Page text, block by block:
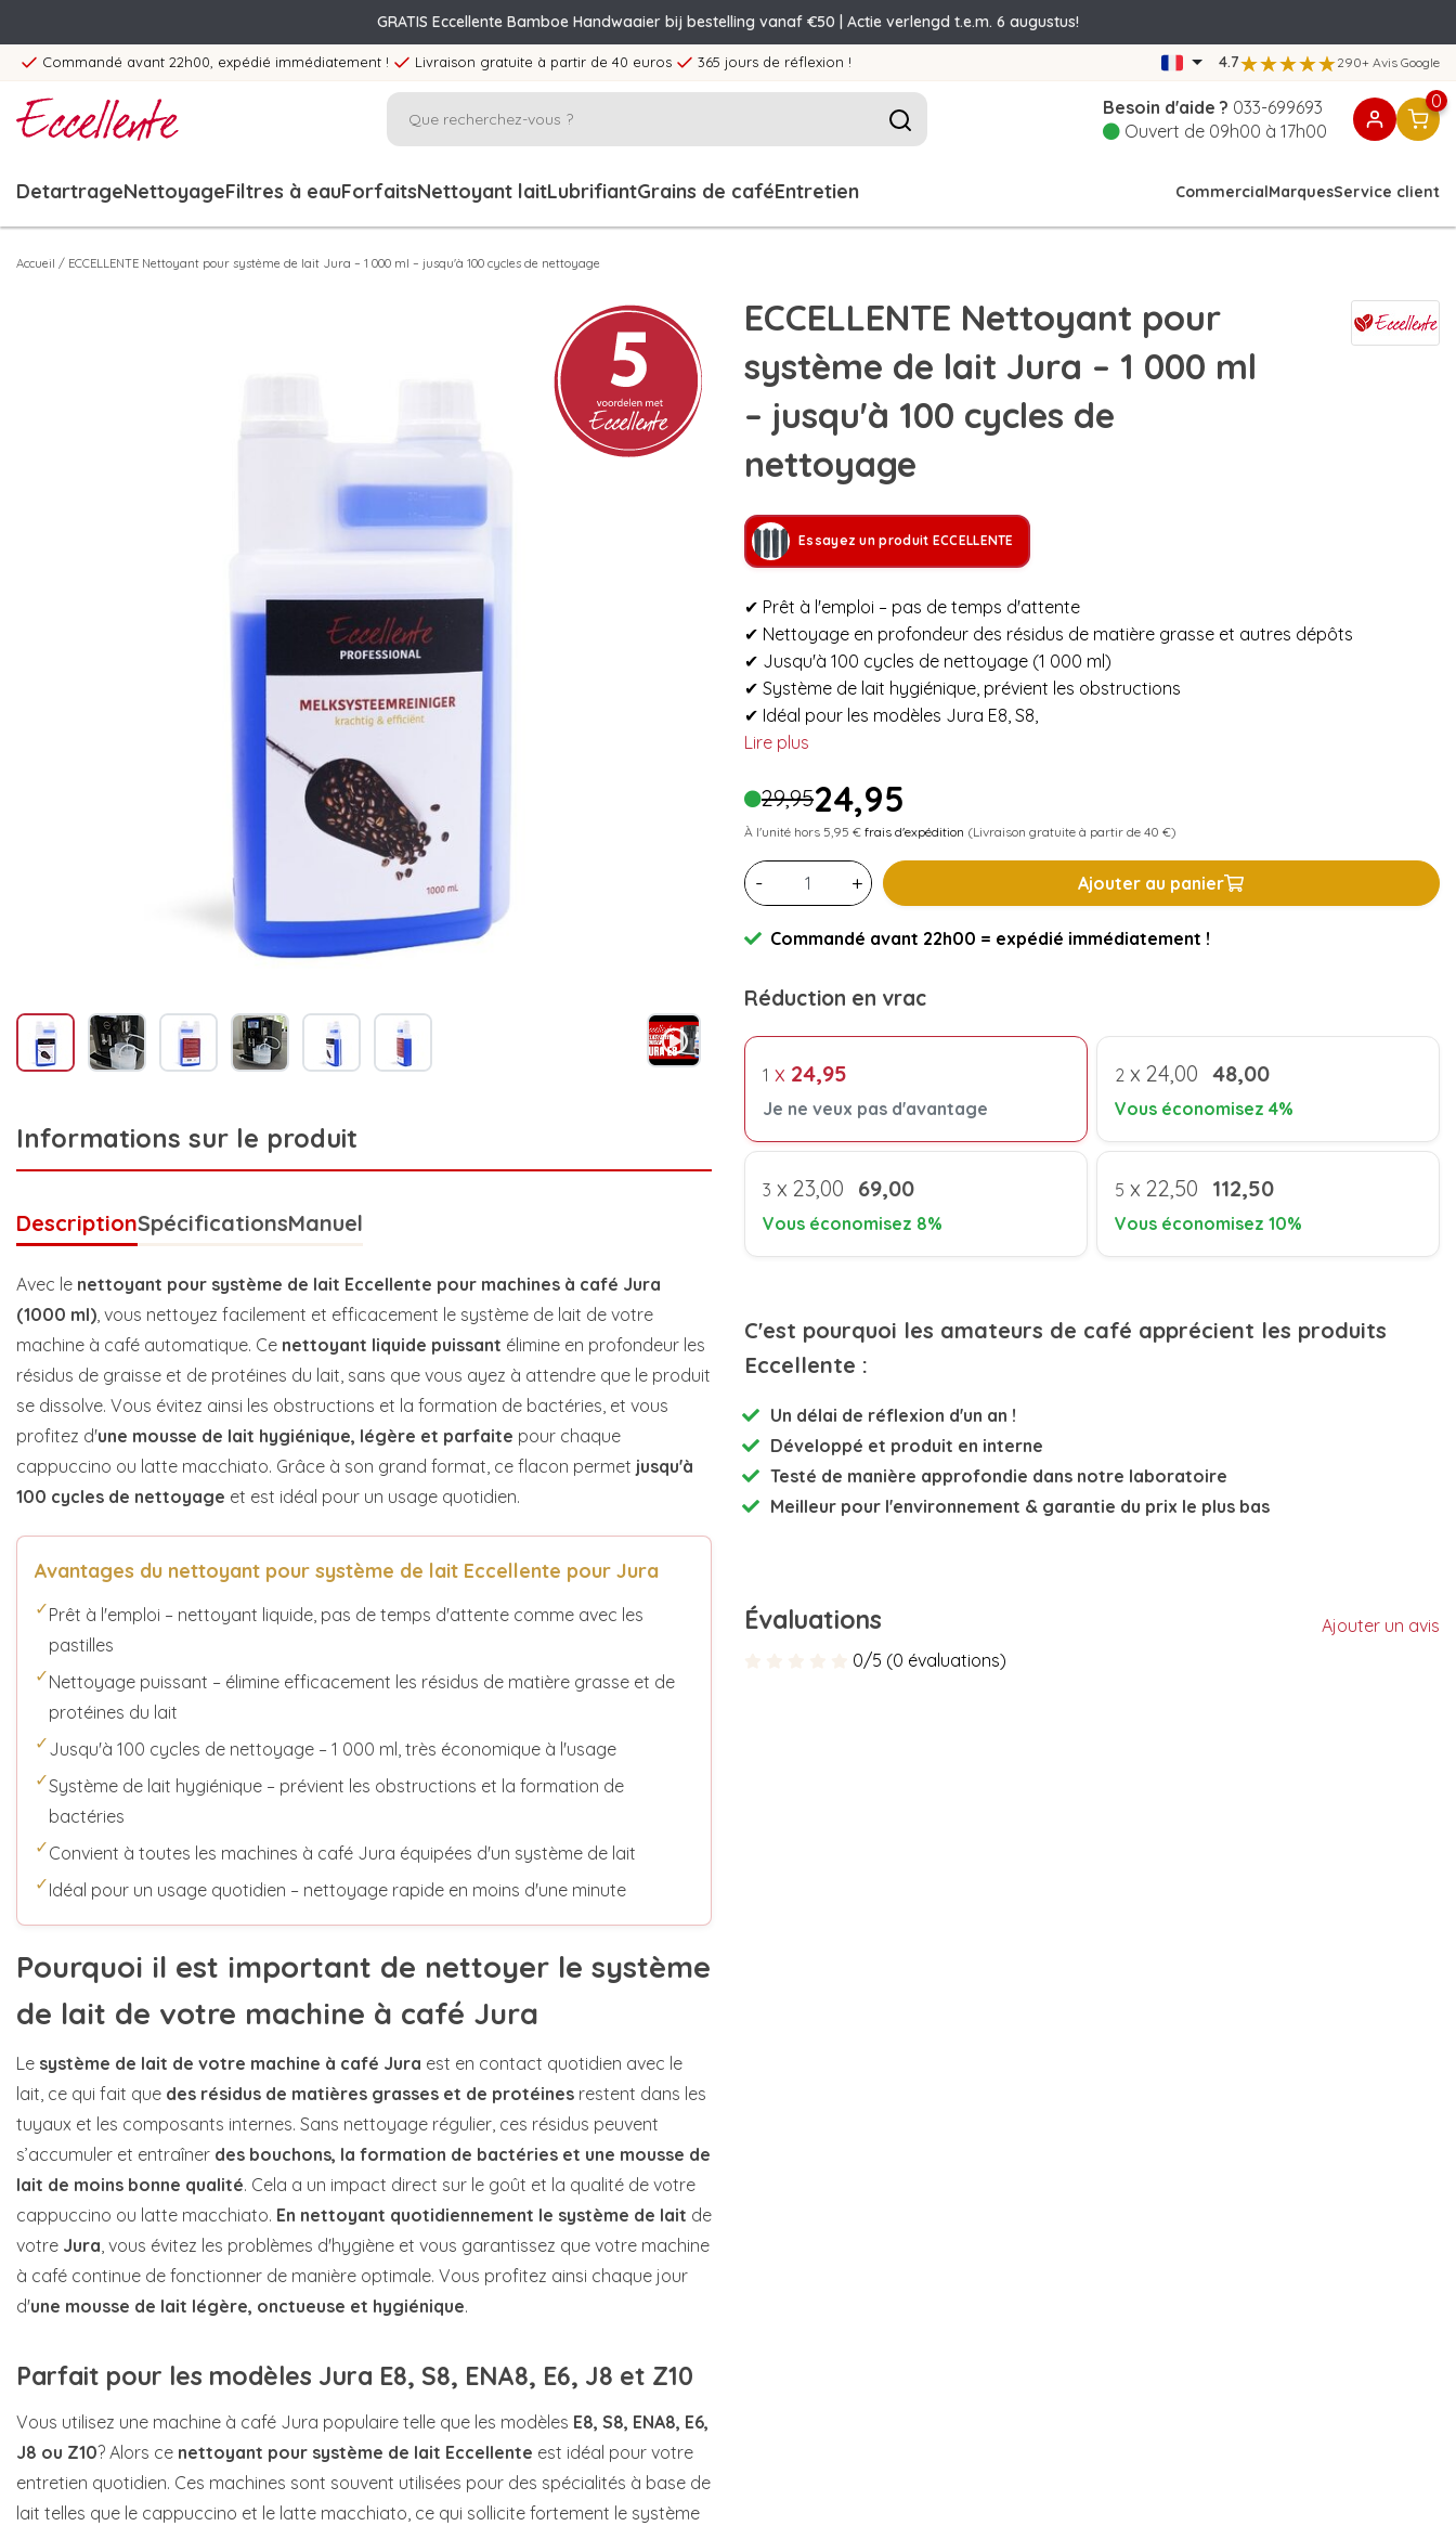
GRATIS Eccellente Bamboe Handwaaier bij bestelling vanaf €50 | Actie verlengd t.e.m. 6 augustus!
Commandé avant 22h00, expédié immédiatement ! Livraison gratuite à partir de 40 euros 365 jours de réflexion ! 4.7 290+ Avis Google
Besoin d'aide ? 033-699693
Ouvert de 09h00 à 17h00
0
DetartrageNettoyageFiltres à eauForfaitsNettoyant laitLubrifiantGrains de caféEntretien CommercialMarquesService client
Accueil / ECCELLENTE Nettoyant pour système de lait Jura – 1 000 ml – jusqu'à 100 cycles de nettoyage
Informations sur le produit
DescriptionSpécificationsManuel
Avec le nettoyant pour système de lait Eccellente pour machines à café Jura
(1000 ml), vous nettoyez facilement et efficacement le système de lait de votre
machine à café automatique. Ce nettoyant liquide puissant élimine en profondeur les
résidus de graisse et de protéines du lait, sans que vous ayez à attendre que le produit
se dissolve. Vous évitez ainsi les obstructions et la formation de bactéries, et vous
profitez d'une mousse de lait hygiénique, légère et parfaite pour chaque
cappuccino ou latte macchiato. Grâce à son grand format, ce flacon permet jusqu'à
100 cycles de nettoyage et est idéal pour un usage quotidien.
Avantages du nettoyant pour système de lait Eccellente pour Jura
✓Prêt à l'emploi – nettoyant liquide, pas de temps d'attente comme avec les
pastilles
✓Nettoyage puissant – élimine efficacement les résidus de matière grasse et de
protéines du lait
✓Jusqu'à 100 cycles de nettoyage – 1 000 ml, très économique à l'usage
✓Système de lait hygiénique – prévient les obstructions et la formation de
bactéries
✓Convient à toutes les machines à café Jura équipées d'un système de lait
✓Idéal pour un usage quotidien – nettoyage rapide en moins d'une minute
Pourquoi il est important de nettoyer le système
de lait de votre machine à café Jura
Le système de lait de votre machine à café Jura est en contact quotidien avec le
lait, ce qui fait que des résidus de matières grasses et de protéines restent dans les
tuyaux et les composants internes. Sans nettoyage régulier, ces résidus peuvent
s’accumuler et entraîner des bouchons, la formation de bactéries et une mousse de
lait de moins bonne qualité. Cela a un impact direct sur le goût et la qualité de votre
cappuccino ou latte macchiato. En nettoyant quotidiennement le système de lait de
votre Jura , vous évitez les problèmes d'hygiène et vous garantissez que votre machine
à café continue de fonctionner de manière optimale. Vous profitez ainsi chaque jour
d'une mousse de lait légère, onctueuse et hygiénique.
Parfait pour les modèles Jura E8, S8, ENA8, E6, J8 et Z10
Vous utilisez une machine à café Jura populaire telle que les modèles E8, S8, ENA8, E6,
J8 ou Z10? Alors ce nettoyant pour système de lait Eccellente est idéal pour votre
entretien quotidien. Ces machines sont souvent utilisées pour des spécialités à base de
lait telles que le cappuccino et le latte macchiato, ce qui sollicite fortement le système
ECCELLENTE Nettoyant pour
système de lait Jura – 1 000 ml
– jusqu'à 100 cycles de
nettoyage
Essayez un produit ECCELLENTE
✔ Prêt à l'emploi – pas de temps d'attente
✔ Nettoyage en profondeur des résidus de matière grasse et autres dépôts
✔ Jusqu'à 100 cycles de nettoyage (1 000 ml)
✔ Système de lait hygiénique, prévient les obstructions
✔ Idéal pour les modèles Jura E8, S8,
Lire plus
29,9524,95
À l'unité hors 5,95 € frais d'expédition (Livraison gratuite à partir de 40 €)
- + Ajouter au panier
Commandé avant 22h00 = expédié immédiatement !
Réduction en vrac
1 x 24,95
Je ne veux pas d'avantage
2 x 24,00 48,00
Vous économisez 4%
3 x 23,00 69,00
Vous économisez 8%
5 x 22,50 112,50
Vous économisez 10%
C'est pourquoi les amateurs de café apprécient les produits
Eccellente :
Un délai de réflexion d'un an !
Développé et produit en interne
Testé de manière approfondie dans notre laboratoire
Meilleur pour l'environnement & garantie du prix le plus bas
Évaluations
Ajouter un avis
0/5 (0 évaluations)